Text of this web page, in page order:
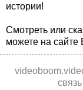
истории!
Смотреть или
можете на сайте
связь